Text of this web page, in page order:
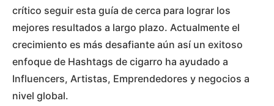
crítico seguir esta guía de cerca para lograr los
mejores resultados a largo plazo. Actualmente el
crecimiento es más desafiante aún así un exitoso
enfoque de Hashtags de cigarro ha ayudado a
Influencers, Artistas, Emprendedores y negocios a
nivel global.